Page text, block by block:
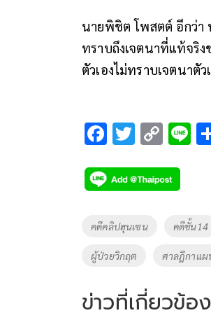
นายพิชิต โพสตต์ อีกว่า
ทราบถึงเจตนาที่แท้จริ
ตัวเองไม่ทราบเจตนาตัว
F
e
b
o
o
k
T
tt
er
C
p
y
Li
k
Li
Tags
คดีคลิปฮุนเซน คดีชั้น14
ผู้ป่วยวิกฤต ศาลฎีกาแผ
ข่าวที่เกี่ยวข้อง